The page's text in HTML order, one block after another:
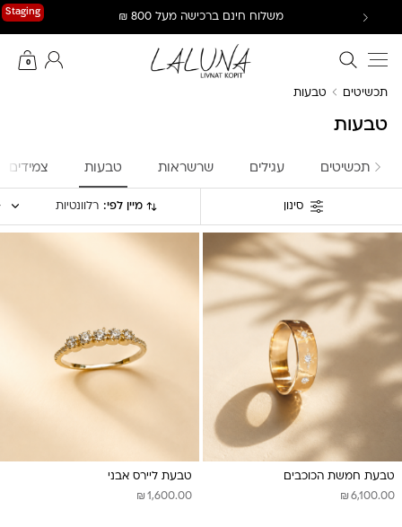
Staging משלוח חינם ברכישה מעל 800 ₪
חיפוש באתר
0
החשבון שלי
תכשיטים טבעות
טבעות
תכשיטים עגילים שרשראות טבעות צמידים
סינון מיין לפי: רלוונטיות
טבעת חמשת הכוכבים
₪ 6,100.00
טבעת ליירס אבני
₪ 1,600.00